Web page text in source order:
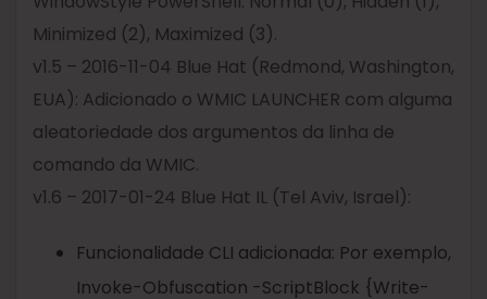
Minimized (2), Maximized (3).
v1.5 – 2016-11-04 Blue Hat (Redmond, Washington,
EUA): Adicionado o WMIC LAUNCHER com alguma
aleatoriedade dos argumentos da linha de
comando da WMIC.
v1.6 – 2017-01-24 Blue Hat IL (Tel Aviv, Israel):
Funcionalidade CLI adicionada: Por exemplo,
Invoke-Obfuscation -ScriptBlock {Write-